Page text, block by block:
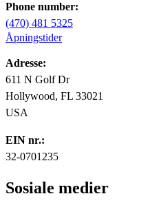
Phone number:
(470) 481 5325
Åpningstider
Adresse:
611 N Golf Dr
Hollywood, FL 33021
USA
EIN nr.:
32-0701235
Sosiale medier